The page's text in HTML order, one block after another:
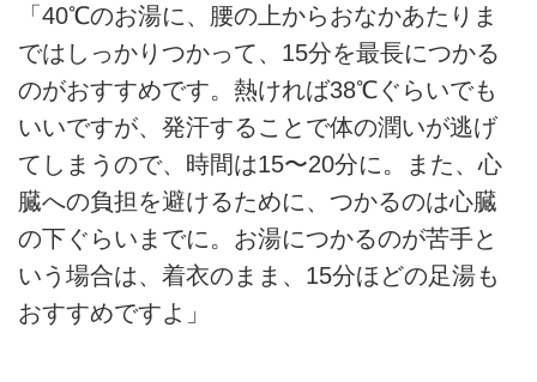
「40℃のお湯に、腰の上からおなかあたりま
ではしっかりつかって、15分を最長につかる
のがおすすめです。熱ければ38℃ぐらいでも
いいですが、発汗することで体の潤いが逃げ
てしまうので、時間は15〜20分に。また、心
臓への負担を避けるために、つかるのは心臓
の下ぐらいまでに。お湯につかるのが苦手と
いう場合は、着衣のまま、15分ほどの足湯も
おすすめですよ」